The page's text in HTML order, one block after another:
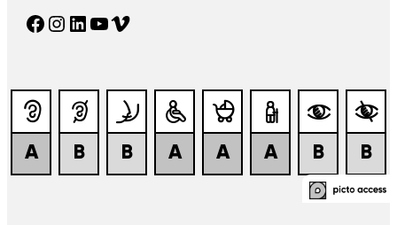
Facebook Instagram LinkedIn YouTube Vimeo